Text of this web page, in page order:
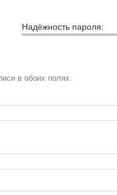
Надёжность пароля:
в обоих полях.